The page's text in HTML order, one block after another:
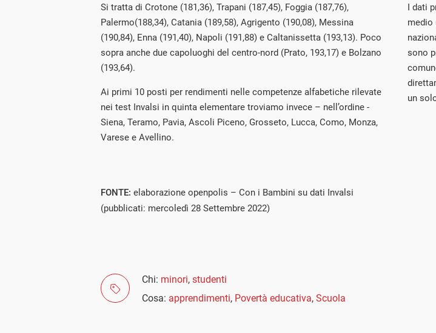
Si tratta di Crotone (181,36), Trapani (187,45), Foggia (187,76),
Palermo(188,34), Catania (189,58), Agrigento (190,08), Messina
(190,84), Enna (191,40), Napoli (191,88) e Caltanissetta (193,13). Poco
sopra anche due capoluoghi del centro-nord (Prato, 193,17) e Bolzano
(193,64).
Ai primi 10 posti per rendimenti nelle competenze alfabetiche rilevate
nei test Invalsi in quinta elementare troviamo invece – nell’ordine -
Siena, Teramo, Pavia, Ascoli Piceno, Grosseto, Lucca, Como, Monza,
Varese e Avellino.
I dati
medio
sono
un
FONTE: elaborazione openpolis – Con i Bambini su dati Invalsi
(pubblicati: mercoledì 28 Settembre 2022)
Chi: minori, studenti
Cosa: apprendimenti, Povertà educativa, Scuola